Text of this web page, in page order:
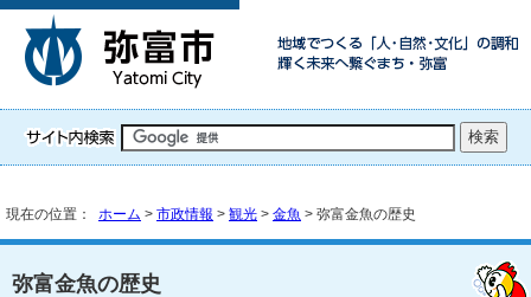
現在の位置： ホーム > 市政情報 > 観光 > 金魚 > 弥富金魚の歴史
弥富金魚の歴史